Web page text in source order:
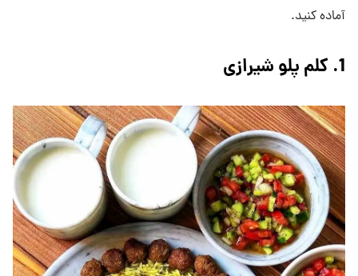
آماده کنید.
1. کلم پلو شیرازی